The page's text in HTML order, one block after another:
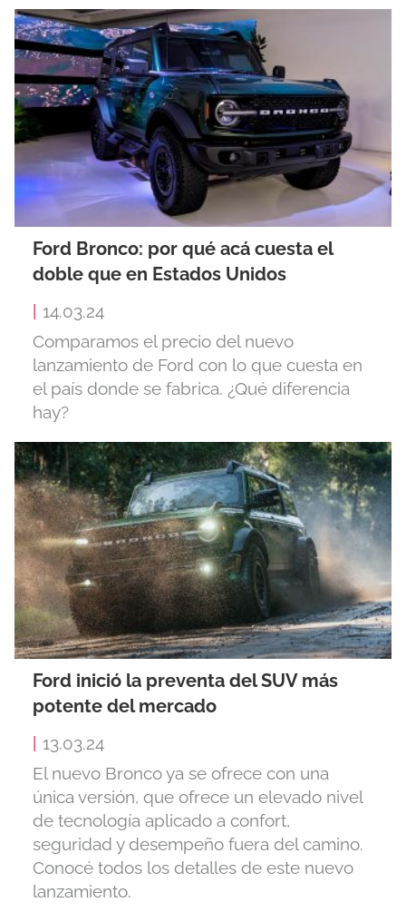
Ford Bronco: por qué acá cuesta el
doble que en Estados Unidos
| 14.03.24
Comparamos el precio del nuevo
lanzamiento de Ford con lo que cuesta en
el país donde se fabrica. ¿Qué diferencia
hay?
Ford inició la preventa del SUV más
potente del mercado
13.03.24
El nuevo Bronco ya se ofrece con una
única versión, que ofrece un elevado nivel
de tecnología aplicado a confort,
seguridad y desempeño fuera del camino.
Conocé todos los detalles de este nuevo
lanzamiento.